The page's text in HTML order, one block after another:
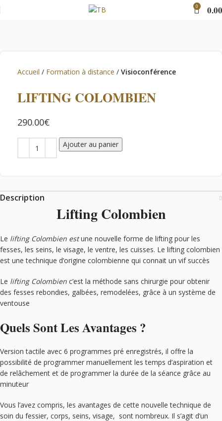
0 0.00
Accueil Formation à distance Visioconférence
LIFTING COLOMBIEN
€
Ajouter au panier
Description
Lifting Colombien
Le lifting Colombien estune nouvelle forme de lifting pour les
fesses, les seins, le visage, le ventre, les cuisses. Le lifting colombien
est une technique d’origine colombienne qui connait un vif succès
Le lifting Colombien c’est la méthode sans chirurgie pour obtenir
des fesses rebondies, galbées, remodelées, grâce à un système de
ventouse
Quels Sont Les Avantages ?
Version tactile avec 6 programmes pré enregistrés, il offre la
possibilité de programmer manuellement les temps d’aspiration et
de relâchement et de programmer la durée de la séance grâce au
minuteur
Vous l’avez compris, les avantages de cette nouvelle technique de
soin du fessier, corps, seins, visage, sont nombreux. Il s’agit d’un